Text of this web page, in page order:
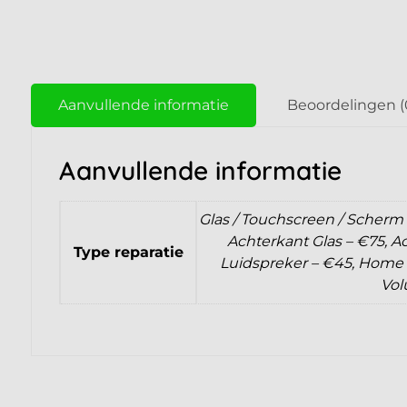
Aanvullende informatie Beoordelingen
Aanvullende informatie
Type reparatie
Glas / Touchscreen /
Achterkant Glas – €75,
Luidspreker – €45, Home